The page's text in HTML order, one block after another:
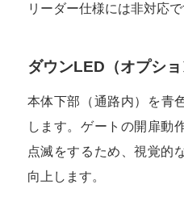
リーダー仕様には非対応で
ダウンLED（オプショ
本体下部（通路内）を青
します。ゲートの開扉動
点滅をするため、視覚的
向上します。